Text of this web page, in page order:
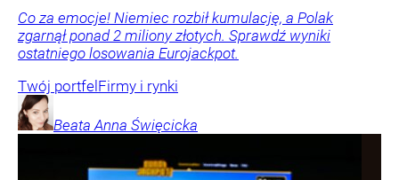
Co za emocje! Niemiec rozbił kumulację, a Polak
zgarnął ponad 2 miliony złotych. Sprawdź wyniki
ostatniego losowania Eurojackpot.
Twój portfelFirmy i rynki
Beata Anna Święcicka